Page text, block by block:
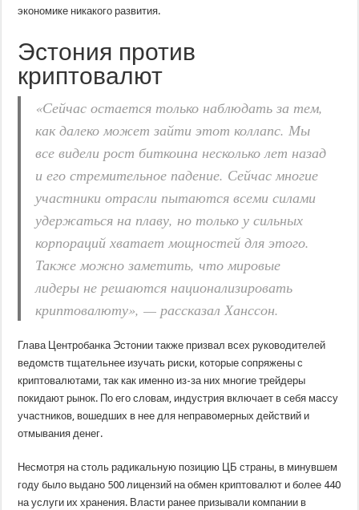
экономике никакого развития.
Эстония против
криптовалют
«Сейчас остается только наблюдать за тем,
как далеко может зайти этот коллапс. Мы
все видели рост биткоина несколько лет назад
и его стремительное падение. Сейчас многие
участники отрасли пытаются всеми силами
удержаться на плаву, но только у сильных
корпораций хватает мощностей для этого.
Также можно заметить, что мировые
лидеры не решаются национализировать
криптовалюту», — рассказал Ханссон.
Глава Центробанка Эстонии также призвал всех руководителей
ведомств тщательнее изучать риски, которые сопряжены с
криптовалютами, так как именно из-за них многие трейдеры
покидают рынок. По его словам, индустрия включает в себя массу
участников, вошедших в нее для неправомерных действий и
отмывания денег.
Несмотря на столь радикальную позицию ЦБ страны, в минувшем
году было выдано 500 лицензий на обмен криптовалют и более 440
на услуги их хранения. Власти ранее призывали компании в